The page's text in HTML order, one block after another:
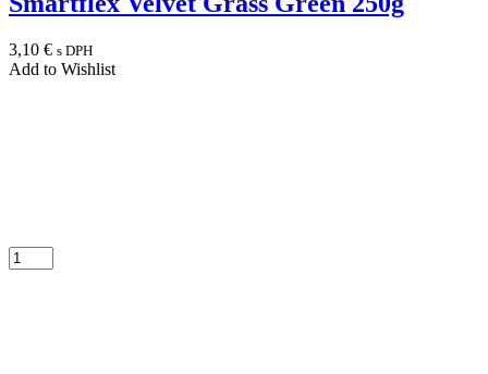
3,10 € s DPH
Add to Wishlist